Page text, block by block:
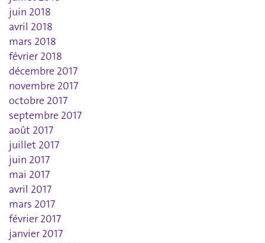
juin 2018
avril 2018
mars 2018
février 2018
décembre 2017
novembre 2017
octobre 2017
septembre 2017
août 2017
juillet 2017
juin 2017
mai 2017
avril 2017
mars 2017
février 2017
janvier 2017